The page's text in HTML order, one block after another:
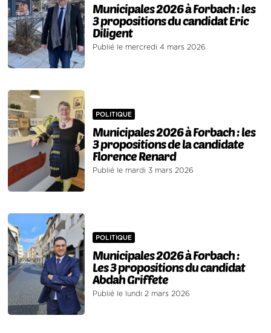
Municipales 2026 à Forbach : les
3 propositions du candidat Eric
Diligent
Publié le mercredi 4 mars 2026
POLITIQUE
Municipales 2026 à Forbach : les
3 propositions de la candidate
Florence Renard
Publié le mardi 3 mars 2026
POLITIQUE
Municipales 2026 à Forbach :
Les 3 propositions du candidat
Abdah Griffete
Publié le lundi 2 mars 2026